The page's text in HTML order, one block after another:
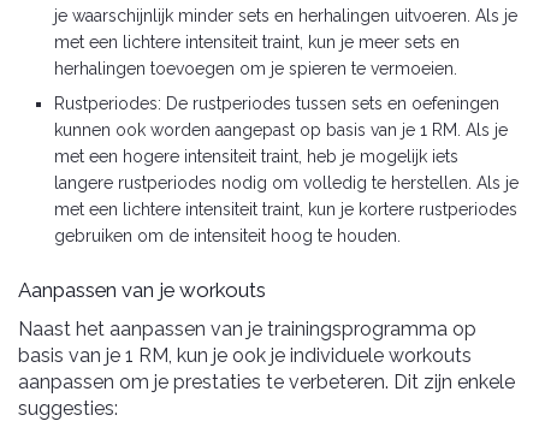
je waarschijnlijk minder sets en herhalingen uitvoeren. Als je
met een lichtere intensiteit traint, kun je meer sets en
herhalingen toevoegen om je spieren te vermoeien.
Rustperiodes: De rustperiodes tussen sets en oefeningen
kunnen ook worden aangepast op basis van je 1 RM. Als je
met een hogere intensiteit traint, heb je mogelijk iets
langere rustperiodes nodig om volledig te herstellen. Als je
met een lichtere intensiteit traint, kun je kortere rustperiodes
gebruiken om de intensiteit hoog te houden.
Aanpassen van je workouts
Naast het aanpassen van je trainingsprogramma op
basis van je 1 RM, kun je ook je individuele workouts
aanpassen om je prestaties te verbeteren. Dit zijn enkele
suggesties: